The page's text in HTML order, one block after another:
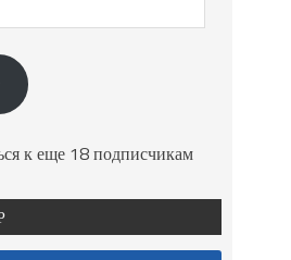
к еще 18 подписчикам